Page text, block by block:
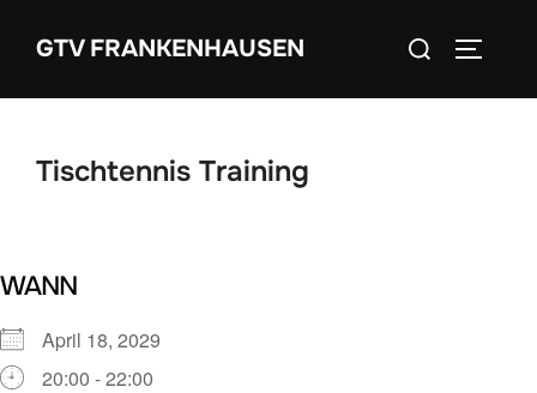
InhaltGTV FRANKENHAUSEN
Suchen
Tischtennis Training
WANN
April 18, 2029
20:00 - 22:00